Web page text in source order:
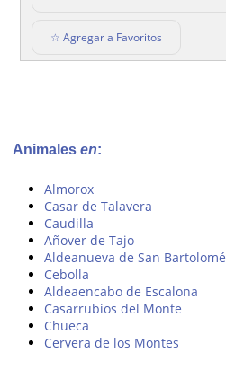
☆ Agregar a Favoritos
Animales en:
Almorox
Casar de Talavera
Caudilla
Añover de Tajo
Aldeanueva de San Bartolomé
Cebolla
Aldeaencabo de Escalona
Casarrubios del Monte
Chueca
Cervera de los Montes